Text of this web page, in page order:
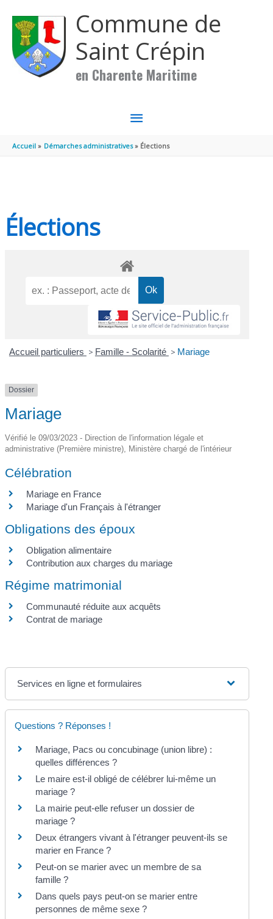
Commune de
Saint Crépin
en Charente Maritime
MENU
PRINCIPAL
Accueil Démarches administratives Élections
Élections
Accueil particuliers > Famille - Scolarité > Mariage
Dossier
Mariage
Vérifié le 09/03/2023 - Direction de l'information légale et
administrative (Première ministre), Ministère chargé de l'intérieur
Célébration
Mariage en France
Mariage d'un Français à l'étranger
Obligations des époux
Obligation alimentaire
Contribution aux charges du mariage
Régime matrimonial
Communauté réduite aux acquêts
Contrat de mariage
Services en ligne et formulaires
Questions ? Réponses !
Mariage, Pacs ou concubinage (union libre) :
quelles différences ?
Le maire est-il obligé de célébrer lui-même un
mariage ?
La mairie peut-elle refuser un dossier de
mariage ?
Deux étrangers vivant à l'étranger peuvent-ils se
marier en France ?
Peut-on se marier avec un membre de sa
famille ?
Dans quels pays peut-on se marier entre
personnes de même sexe ?